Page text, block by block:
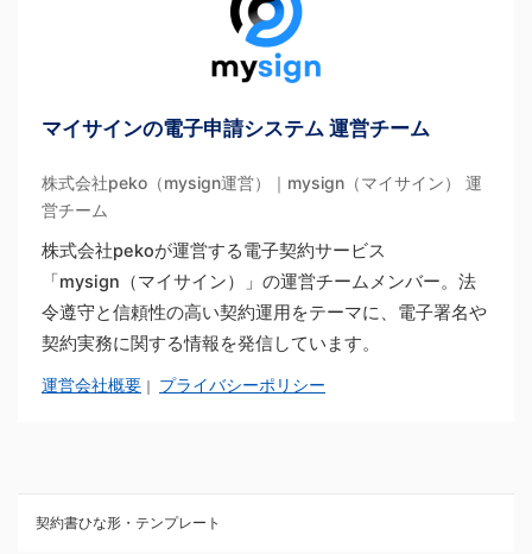
マイサインの電子申請システム 運営チーム
株式会社peko（mysign運営）｜mysign（マイサイン） 運
営チーム
株式会社pekoが運営する電子契約サービス
「mysign（マイサイン）」の運営チームメンバー。法
令遵守と信頼性の高い契約運用をテーマに、電子署名や
契約実務に関する情報を発信しています。
運営会社概要 ｜ プライバシーポリシー
契約書ひな形・テンプレート